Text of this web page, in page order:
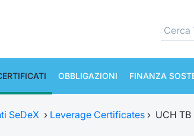
OBBLIGAZIONI FINANZA
SeDeX › Leverage Certificates › UCH TB